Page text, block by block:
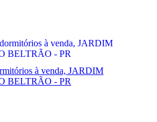
à venda, JARDIM
BELTRÃO - PR